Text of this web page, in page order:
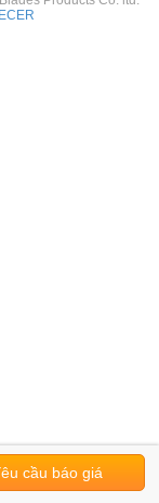
cầu báo giá
ECER